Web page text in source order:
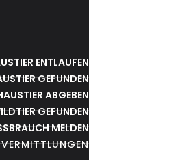
ENTLAUFEN
GEFUNDEN
ABGEBEN
GEFUNDEN
MELDEN
VERMITTLUNGEN